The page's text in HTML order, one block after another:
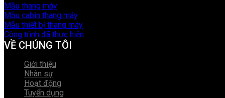
Mẫu thang máy
Mẫu cabin thang máy
Mẫu thiết bị thang máy
Công trình đã thực hiện
VỀ CHÚNG TÔI
Giới thiệu
Nhân sự
Hoạt động
Tuyển dụng